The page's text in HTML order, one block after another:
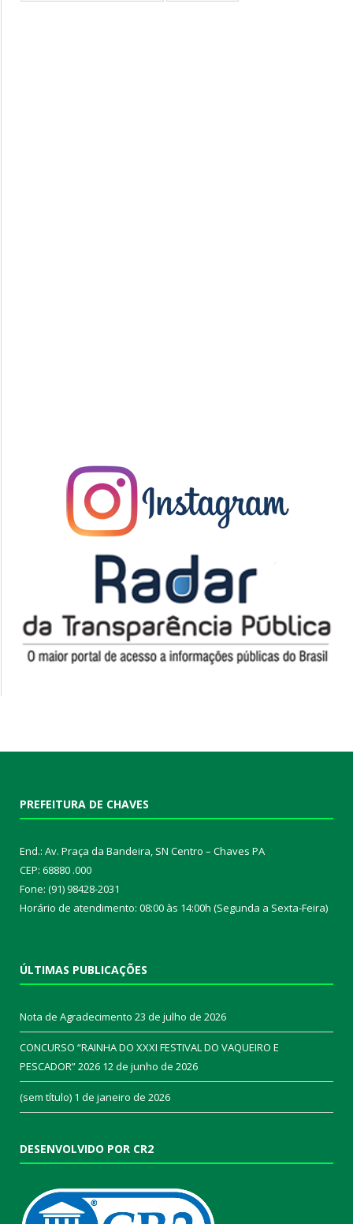
PREFEITURA DE CHAVES
End.: Av. Praça da Bandeira, SN Centro – Chaves PA
CEP: 68880 .000
Fone: (91) 98428-2031
Horário de atendimento: 08:00 às 14:00h (Segunda a Sexta-Feira)
ÚLTIMAS PUBLICAÇÕES
Nota de Agradecimento 23 de julho de 2026
CONCURSO “RAINHA DO XXXI FESTIVAL DO VAQUEIRO E
PESCADOR” 2026 12 de junho de 2026
(sem título) 1 de janeiro de 2026
DESENVOLVIDO POR CR2